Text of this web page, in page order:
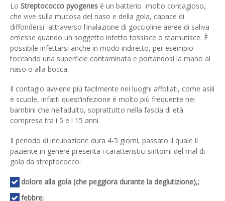
Lo Streptococco pyogenes è un batterio molto contagioso,
che vive sulla mucosa del naso e della gola, capace di
diffondersi attraverso l’inalazione di goccioline aeree di saliva
emesse quando un soggetto infetto tossisce o starnutisce. È
possibile infettarsi anche in modo indiretto, per esempio
toccando una superficie contaminata e portandosi la mano al
naso o alla bocca.
Il contagio avviene più facilmente nei luoghi affollati, come asili
e scuole, infatti quest’infezione è molto più frequente nei
bambini che nell’adulto, soprattutto nella fascia di età
compresa tra i 5 e i 15 anni.
Il periodo di incubazione dura 4-5 giorni, passato il quale il
paziente in genere presenta i caratteristici sintomi del mal di
gola da streptococco:
dolore alla gola (che peggiora durante la deglutizione),;
febbre;